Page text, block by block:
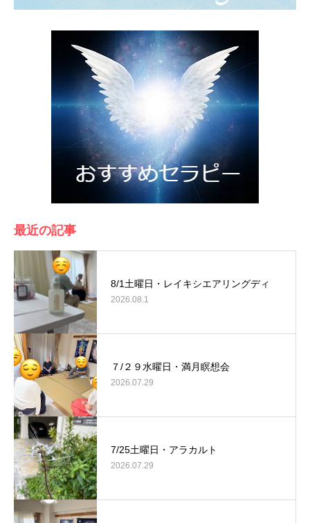
最近の記事
8/1土曜日・レイキシエアリングディ
2026.08.1
７/２９水曜日・満月瞑想会
2026.07.29
7/25土曜日・アラカルト
2026.07.29